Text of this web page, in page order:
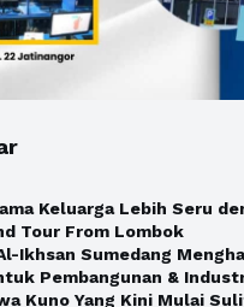
Keluarga Lebih Seru
Tour From Lombok
Ikhsan Sumedang
Pembangunan &
Kuno Yang Kini Mulai